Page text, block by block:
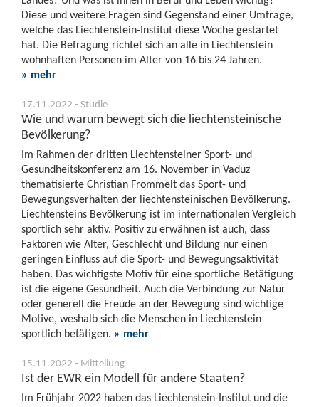
Diese und weitere Fragen sind Gegenstand einer Umfrage,
welche das Liechtenstein-Institut diese Woche gestartet
hat. Die Befragung richtet sich an alle in Liechtenstein
wohnhaften Personen im Alter von 16 bis 24 Jahren.
» mehr
17.11.2022 - Studie
Wie und warum bewegt sich die liechtensteinische
Bevölkerung?
Im Rahmen der dritten Liechtensteiner Sport- und
Gesundheitskonferenz am 16. November in Vaduz
thematisierte Christian Frommelt das Sport- und
Bewegungsverhalten der liechtensteinischen Bevölkerung.
Liechtensteins Bevölkerung ist im internationalen Vergleich
sportlich sehr aktiv. Positiv zu erwähnen ist auch, dass
Faktoren wie Alter, Geschlecht und Bildung nur einen
geringen Einfluss auf die Sport- und Bewegungsaktivität
haben. Das wichtigste Motiv für eine sportliche Betätigung
ist die eigene Gesundheit. Auch die Verbindung zur Natur
oder generell die Freude an der Bewegung sind wichtige
Motive, weshalb sich die Menschen in Liechtenstein
sportlich betätigen. » mehr
15.11.2022 - Mitteilung
Ist der EWR ein Modell für andere Staaten?
Im Frühjahr 2022 haben das Liechtenstein-Institut und die